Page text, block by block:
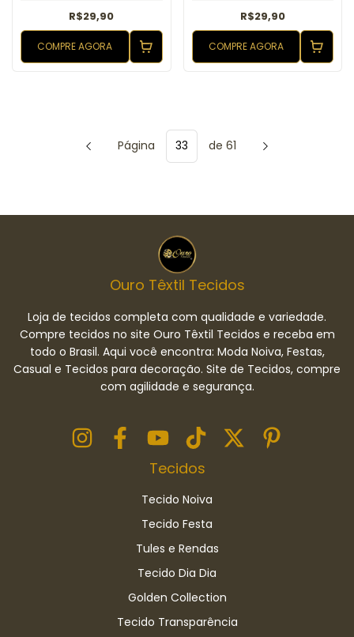
R$29,90
COMPRE AGORA
R$29,90
COMPRE AGORA
Página de 61
Ouro Têxtil Tecidos
Loja de tecidos completa com qualidade e variedade.
Compre tecidos no site Ouro Têxtil Tecidos e receba em
todo o Brasil. Aqui você encontra: Moda Noiva, Festas,
Casual e Tecidos para decoração. Site de Tecidos, compre
com agilidade e segurança.
Tecidos
Tecido Noiva
Tecido Festa
Tules e Rendas
Tecido Dia Dia
Golden Collection
Tecido Transparência